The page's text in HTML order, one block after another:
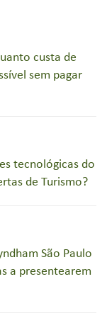
custa de
sem pagar
tecnológicas do
de Turismo?
São Paulo
a presentearem